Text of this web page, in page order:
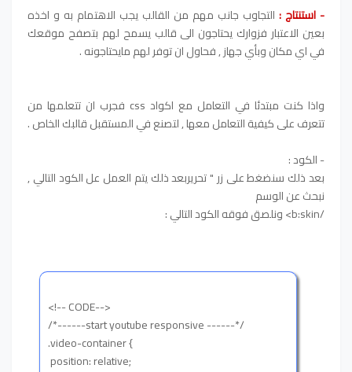
- استنتاج : التجاوب جانب مهم من القالب يجب الاهتمام به و اخذه
بعين الاعتبار فزوارك يحتاجون الى قالب يسمح لهم بتصفح موقعك
في اي مكان وبأي جهاز , فحاول ان توفر لهم مايحتاجونه .
واذا كنت مبتدئا في التعامل مع اكواد css فجرب ان تتعلمها من
تتعرف على كيفية التعامل معها , لتصنع في المستقبل قالبك الخاص .
- الكود :
بعد ذلك سنضغط على زر " تحريربعد ذلك يتم العمل عل الكود التالي ,
نبحث عن الوسم
/b:skin> ونلصق فوقه الكود التالي :
<!-- CODE-->
/*------start youtube responsive ------*/
.video-container {
position: relative;